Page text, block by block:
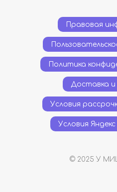
Правовая
Политика
Доставка
Условия
Условия
© 2025 У